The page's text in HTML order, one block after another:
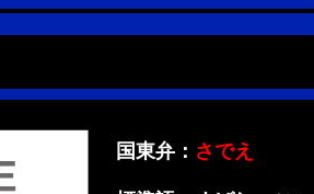
国東弁： さでえ